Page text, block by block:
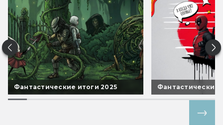
Фантастические итоги 2025 Фантастические